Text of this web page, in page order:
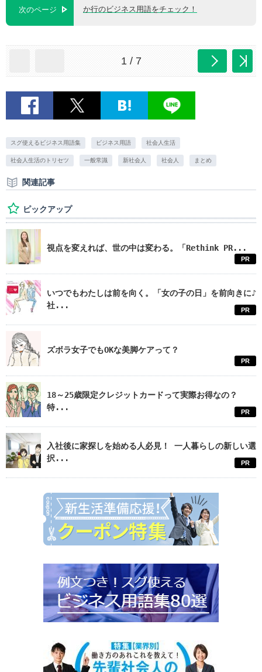
次のページ か行のビジネス用語をチェック！
1 / 7
スグ使えるビジネス用語集 ビジネス用語 社会人生活
社会人生活のトリセツ 一般常識 新社会人 社会人 まとめ
関連記事
ピックアップ
視点を変えれば、世の中は変わる。「Rethink PR...
PR
いつでもわたしは前を向く。「女の子の日」を前向きに♪
社...
PR
ズボラ女子でもOKな美脚ケアって？
PR
18～25歳限定クレジットカードって実際お得なの？
特...
PR
入社後に家探しを始める人必見！ 一人暮らしの新しい選
択...
PR